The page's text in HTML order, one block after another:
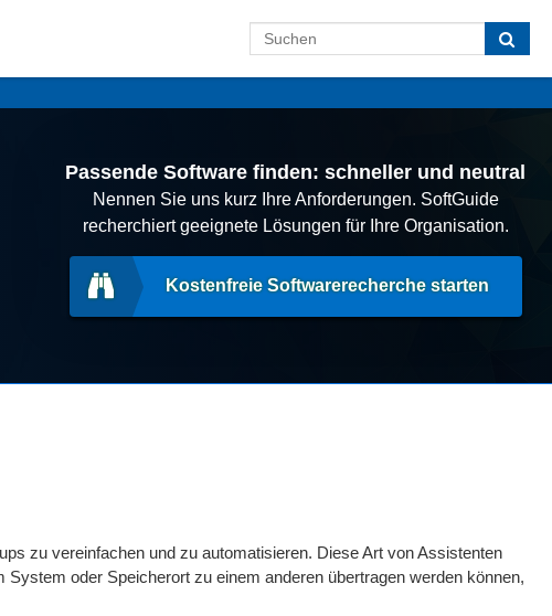
Passende Software finden: schneller und neutral
Nennen Sie uns kurz Ihre Anforderungen. SoftGuide
recherchiert geeignete Lösungen für Ihre Organisation.
Kostenfreie Softwarerecherche starten
zu vereinfachen und zu automatisieren. Diese Art von Assistenten
oder Speicherort zu einem anderen übertragen werden können,